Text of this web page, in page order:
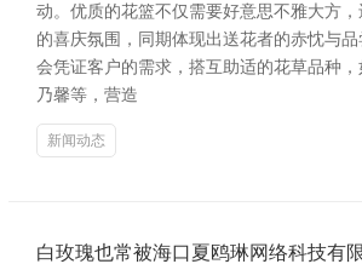
动。优质的花篮不仅需要好意思不雅大方
的喜庆氛围，同期体现出送花者的赤忱与
会凭证客户的需求，搭互助适的花草品种
乃馨等，营造
新闻动态
白玫瑰也常被海口夏鸥琳网络科技有